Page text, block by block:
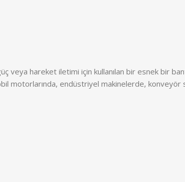
güç veya hareket iletimi için kullanılan bir esnek
motorlarında, endüstriyel makinelerde,